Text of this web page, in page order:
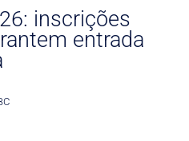
inscrições
entrada